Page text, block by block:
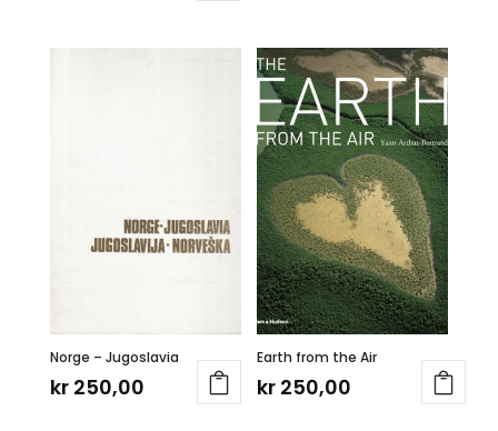
Norge – Jugoslavia
kr250,00
Earth from the Air
kr 250,00